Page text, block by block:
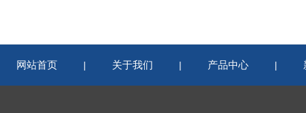
网站首页 | 关于我们 | 产品中心 |